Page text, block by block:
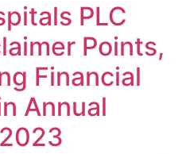
PLC
Points,
Financial
Annual